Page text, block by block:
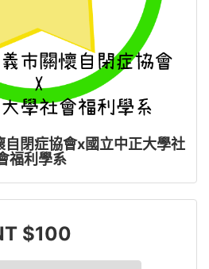
自閉症協會x國立中正大學社
福利學系
$100